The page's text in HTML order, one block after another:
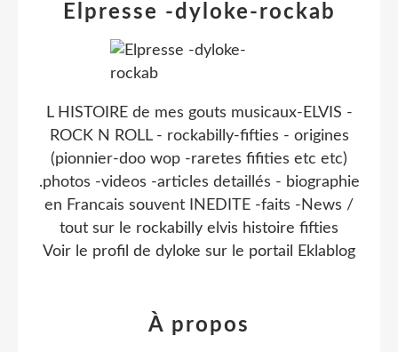
Elpresse -dyloke-rockab
L HISTOIRE de mes gouts musicaux-ELVIS -
ROCK N ROLL - rockabilly-fifties - origines
(pionnier-doo wop -raretes fifities etc etc)
.photos -videos -articles detaillés - biographie
en Francais souvent INEDITE -faits -News /
tout sur le rockabilly elvis histoire fifties
Voir le profil de dyloke sur le portail Eklablog
À propos